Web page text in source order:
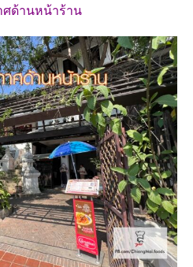
ศด้านหน้าร้าน